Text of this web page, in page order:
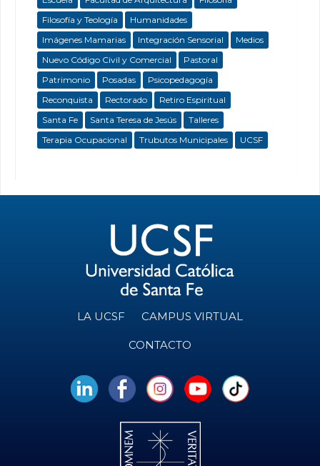
Filosofía y Teología
Humanidades
Imágenes Mamarias
Integración Sensorial
Medios
Nuevo Código Civil y Comercial
Pastoral
Patrimonio
Posadas
Psicopedagogía
Reconquista
Rectorado
Retiro Espiritual
Santa Fe
Santa Teresa de Jesús
Talleres
Terapia Ocupacional
Trubutos Municipales UCSF
LA UCSF CAMPUS VIRTUAL
CONTACTO